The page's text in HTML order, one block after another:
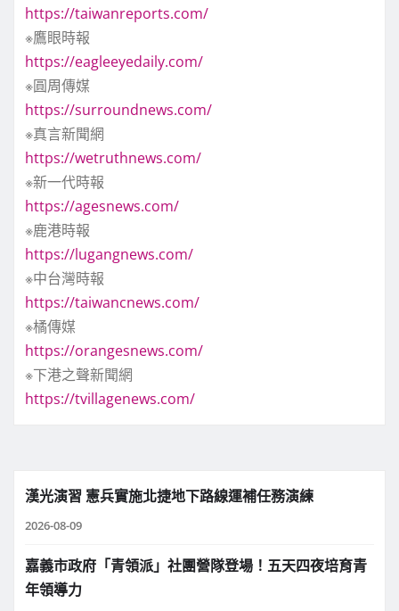
https://taiwanreports.com/
※鷹眼時報
https://eagleeyedaily.com/
※圓周傳媒
https://surroundnews.com/
※真言新聞網
https://wetruthnews.com/
※新一代時報
https://agesnews.com/
※鹿港時報
https://lugangnews.com/
※中台灣時報
https://taiwancnews.com/
※橘傳媒
https://orangesnews.com/
※下港之聲新聞網
https://tvillagenews.com/
漢光演習 憲兵實施北捷地下路線運補任務演練
2026-08-09
嘉義市政府「青領派」社團營隊登場！五天四夜培育青
年領導力